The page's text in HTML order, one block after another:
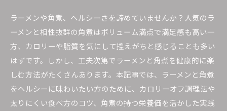
ラーメンや角煮、ヘルシーさを諦めていませんか？人気のラ
ーメンと相性抜群の角煮はボリューム満点で満足感も高い一
方、カロリーや脂質を気にして控えがちと感じることも多い
はずです。しかし、工夫次第でラーメンと角煮を健康的に楽
しむ方法がたくさんあります。本記事では、ラーメンと角煮
をヘルシーに味わいたい方のために、カロリーオフ調理法や
太りにくい食べ方のコツ、角煮の持つ栄養価を活かした実践